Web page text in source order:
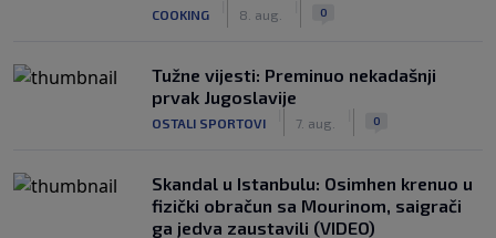
COOKING 8. aug. 0
Tužne vijesti: Preminuo nekadašnji
prvak Jugoslavije
OSTALI SPORTOVI 7. aug. 0
Skandal u Istanbulu: Osimhen krenuo u
fizički obračun sa Mourinom, saigrači
ga jedva zaustavili (VIDEO)